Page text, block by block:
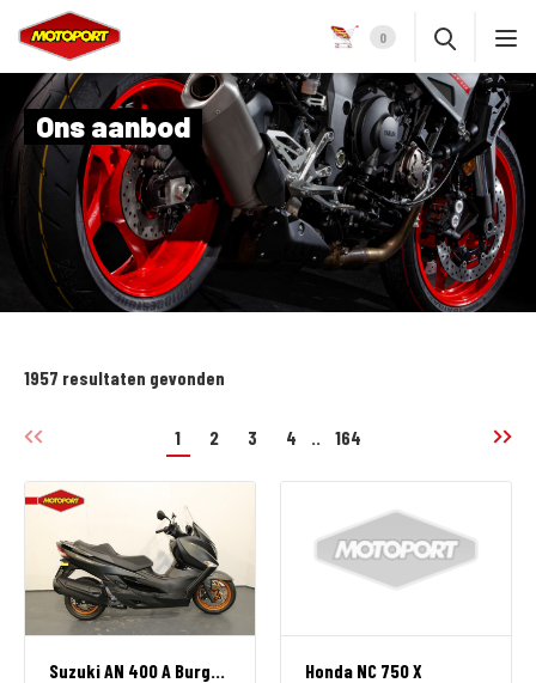
0
Ons aanbod
1957 resultaten gevonden
1 2 3 4 .. 164
SuzukiAN 400 A Burgman
Honda NC 750 X